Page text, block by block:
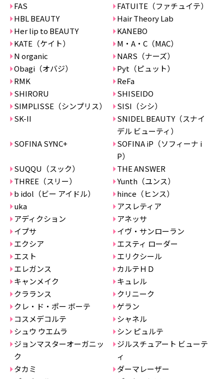
FAS
FATUITE（ファチュイテ）
HBL BEAUTY
Hair Theory Lab
Her lip to BEAUTY
KANEBO
KATE（ケイト）
M・A・C（MAC）
N organic
NARS（ナーズ）
Obagi（オバジ）
Pyt（ピュット）
RMK
ReFa
SHIRORU
SHISEIDO
SIMPLISSE（シンプリス）
SISI（シシ）
SK-II
SNIDEL BEAUTY（スナイ
デル ビューティ）
SOFINA SYNC+
SOFINA iP（ソフィーナ i
P）
SUQQU（スック）
THE ANSWER
THREE（スリー）
Yunth（ユンス）
b idol（ビー アイドル）
hince（ヒンス）
uka
アスレティア
アディクション
アネッサ
イプサ
イヴ・サンローラン
エクシア
エスティ ローダー
エスト
エリクシール
エレガンス
カルテＨＤ
キャンメイク
キュレル
クラランス
クリニーク
クレ・ド・ポー ボーテ
ゲラン
コスメデコルテ
シャネル
シュウ ウエムラ
シン ピュルテ
ジョンマスターオーガニッ
ク
ジルスチュアート ビューテ
ィ
タカミ
ダーマレーザー